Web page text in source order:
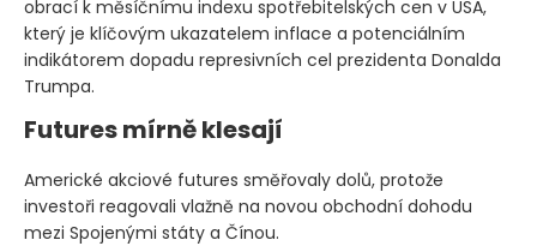
obrací k měsíčnímu indexu spotřebitelských cen v USA,
který je klíčovým ukazatelem inflace a potenciálním
indikátorem dopadu represivních cel prezidenta Donalda
Trumpa.
Futures mírně klesají
Americké akciové futures směřovaly dolů, protože
investoři reagovali vlažně na novou obchodní dohodu
mezi Spojenými státy a Čínou.